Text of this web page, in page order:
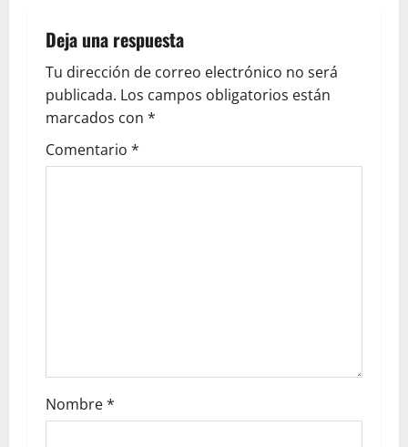
Deja una respuesta
Tu dirección de correo electrónico no será
publicada. Los campos obligatorios están
marcados con *
Comentario *
Nombre*